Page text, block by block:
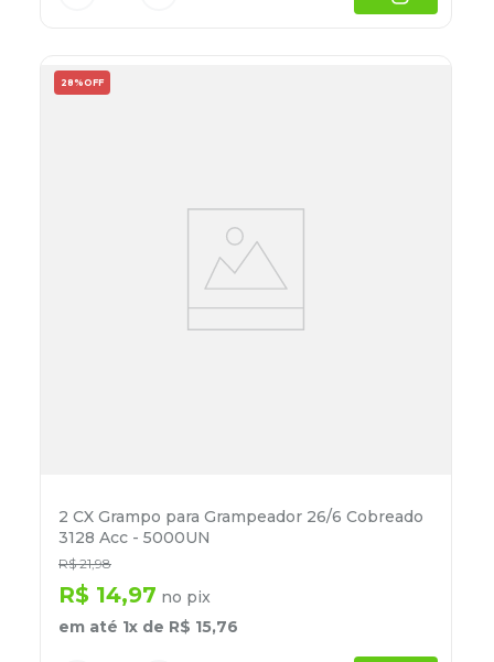
28% OFF
2 CX Grampo para Grampeador 26/6 Cobreado
3128 Acc - 5000UN
R$ 21,98
R$ 14,97 no pix
em até 1x de R$ 15,76